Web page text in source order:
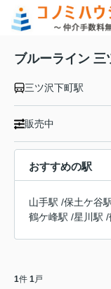
ブルーライン 三
三ツ沢下町駅
販売中
おすすめの駅
山手駅 /保土ケ谷
鶴ケ峰駅 /星川駅 /
1件 1戸